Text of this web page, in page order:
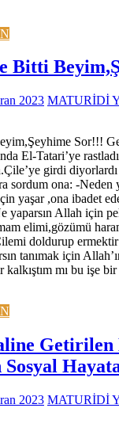
Bitti
2023 MATURİDİ
Sor!!!
El-Tatari’ye
girdi
sordum ona: -Neden
yaşar ,ona ibadet
yaparsın Allah için
elimi,gözümü
doldurup ermektir
tanımak için
mı bu işe
Getirilen
Sosyal
2023 MATURİDİ